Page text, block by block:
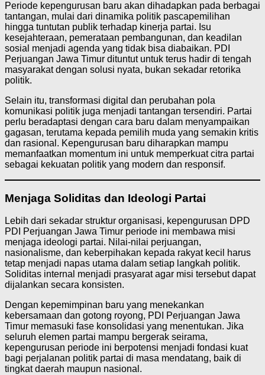
Periode kepengurusan baru akan dihadapkan pada berbagai
tantangan, mulai dari dinamika politik pascapemilihan
hingga tuntutan publik terhadap kinerja partai. Isu
kesejahteraan, pemerataan pembangunan, dan keadilan
sosial menjadi agenda yang tidak bisa diabaikan. PDI
Perjuangan Jawa Timur dituntut untuk terus hadir di tengah
masyarakat dengan solusi nyata, bukan sekadar retorika
politik.
Selain itu, transformasi digital dan perubahan pola
komunikasi politik juga menjadi tantangan tersendiri. Partai
perlu beradaptasi dengan cara baru dalam menyampaikan
gagasan, terutama kepada pemilih muda yang semakin kritis
dan rasional. Kepengurusan baru diharapkan mampu
memanfaatkan momentum ini untuk memperkuat citra partai
sebagai kekuatan politik yang modern dan responsif.
Menjaga Soliditas dan Ideologi Partai
Lebih dari sekadar struktur organisasi, kepengurusan DPD
PDI Perjuangan Jawa Timur periode ini membawa misi
menjaga ideologi partai. Nilai-nilai perjuangan,
nasionalisme, dan keberpihakan kepada rakyat kecil harus
tetap menjadi napas utama dalam setiap langkah politik.
Soliditas internal menjadi prasyarat agar misi tersebut dapat
dijalankan secara konsisten.
Dengan kepemimpinan baru yang menekankan
kebersamaan dan gotong royong, PDI Perjuangan Jawa
Timur memasuki fase konsolidasi yang menentukan. Jika
seluruh elemen partai mampu bergerak seirama,
kepengurusan periode ini berpotensi menjadi fondasi kuat
bagi perjalanan politik partai di masa mendatang, baik di
tingkat daerah maupun nasional.